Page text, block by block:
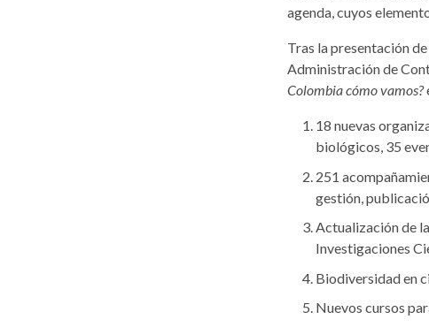
agenda, cuyos
Tras la presentación
Administración de
Colombia cómo vamos?
18 nuevas
biológicos, 35
251
gestión,
Actualización de
Investigaciones
Biodiversidad en
Nuevos cursos